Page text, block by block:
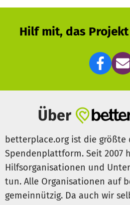
durch Workshops in der Natur an.
Gemeinsam können wir
Weitere Infos auf unserer Website:
Hilf mit, das
Über
betterplace.org ist die größte
Spendenplattform. Seit 2007
Hilfsorganisationen und
tun. Alle Organisationen auf
gemeinnützig. Da auch wir